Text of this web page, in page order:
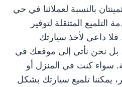
بالنسبة لعملائنا في حي
المتنقلة لتوفير
داعي لأخذ سيارتك
بل نحن نأتي إلى موقعك في
سواء كنت في المنزل أو
يمكننا تلميع سيارتك بشكل